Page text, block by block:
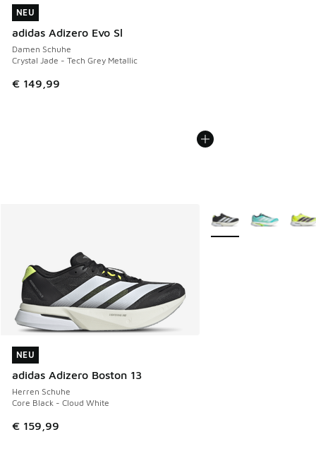
NEU
adidas Adizero Evo Sl
Damen Schuhe
Crystal Jade - Tech Grey Metallic
€ 149,99
NEU
NEU
adidas Adizero Boston 13
Herren Schuhe
Core Black - Cloud White
€ 159,99
NEU
Weitere Farben